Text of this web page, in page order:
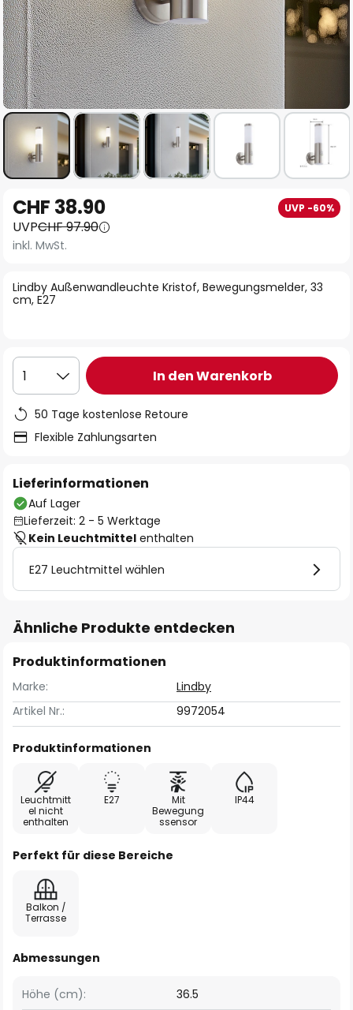
Anfang
der
Bildgalerie
Lindby Außenwandleuchte Kristof, Bewegungsmelder, 33
cm, E27
CHF 38.90 UVP -60%
UVPCHF 97.90
inkl. MwSt.
1 In den Warenkorb
50 Tage kostenlose Retoure
Flexible Zahlungsarten
Lieferinformationen
Auf Lager
Lieferzeit: 2 - 5 Werktage
Kein Leuchtmittel enthalten
E27 Leuchtmittel wählen
Ähnliche Produkte entdecken
Produktinformationen
Marke:
Lindby
Artikel Nr.:
9972054
Produktinformationen
Leuchtmitt
el nicht
enthalten
E27
Mit
Bewegung
ssensor
IP44
Perfekt für diese Bereiche
Balkon /
Terrasse
Abmessungen
Höhe (cm): 36.5